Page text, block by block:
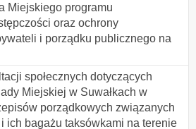
Miejskiego programu
oraz ochrony
i porządku publicznego na
społecznych dotyczących
Miejskiej w Suwałkach w
porządkowych związanych
ich bagażu taksówkami na terenie